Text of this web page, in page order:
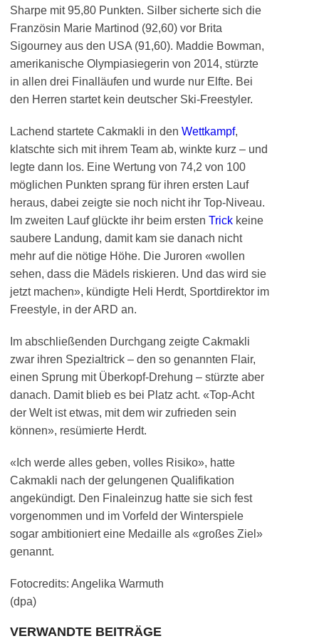
Sharpe mit 95,80 Punkten. Silber sicherte sich die
Französin Marie Martinod (92,60) vor Brita
Sigourney aus den USA (91,60). Maddie Bowman,
amerikanische Olympiasiegerin von 2014, stürzte
in allen drei Finalläufen und wurde nur Elfte. Bei
den Herren startet kein deutscher Ski-Freestyler.
Lachend startete Cakmakli in den Wettkampf,
klatschte sich mit ihrem Team ab, winkte kurz – und
legte dann los. Eine Wertung von 74,2 von 100
möglichen Punkten sprang für ihren ersten Lauf
heraus, dabei zeigte sie noch nicht ihr Top-Niveau.
Im zweiten Lauf glückte ihr beim ersten Trick keine
saubere Landung, damit kam sie danach nicht
mehr auf die nötige Höhe. Die Juroren «wollen
sehen, dass die Mädels riskieren. Und das wird sie
jetzt machen», kündigte Heli Herdt, Sportdirektor im
Freestyle, in der ARD an.
Im abschließenden Durchgang zeigte Cakmakli
zwar ihren Spezialtrick – den so genannten Flair,
einen Sprung mit Überkopf-Drehung – stürzte aber
danach. Damit blieb es bei Platz acht. «Top-Acht
der Welt ist etwas, mit dem wir zufrieden sein
können», resümierte Herdt.
«Ich werde alles geben, volles Risiko», hatte
Cakmakli nach der gelungenen Qualifikation
angekündigt. Den Finaleinzug hatte sie sich fest
vorgenommen und im Vorfeld der Winterspiele
sogar ambitioniert eine Medaille als «großes Ziel»
genannt.
Fotocredits: Angelika Warmuth
(dpa)
VERWANDTE BEITRÄGE